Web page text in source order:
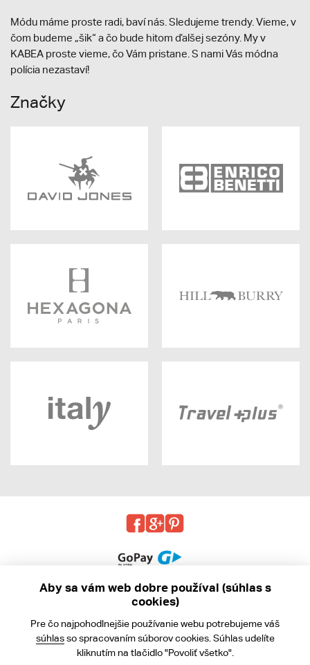
Módu máme proste radi, baví nás. Sledujeme trendy. Vieme, v
čom budeme „šik“ a čo bude hitom ďalšej sezóny. My v
KABEA proste vieme, čo Vám pristane. S nami Vás módna
polícia nezastaví!
Značky
Obchodné podmienky
Ochrana osobných údajov
Aby sa vám web dobre používal (súhlas s
cookies)
Pre čo najpohodlnejšie používanie webu potrebujeme váš
súhlasso spracovaním súborov cookies. Súhlas udelíte
kliknutím na tlačidlo "Povoliť všetko".